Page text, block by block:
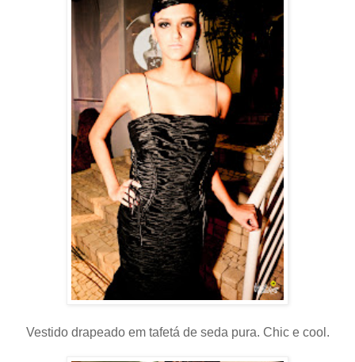
Vestido drapeado em tafetá de seda pura. Chic e cool.